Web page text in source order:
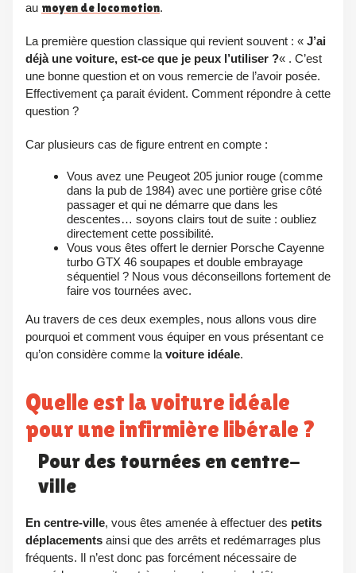
au moyen de locomotion.
La première question classique qui revient souvent : « J’ai
déjà une voiture, est-ce que je peux l’utiliser ?« . C’est
une bonne question et on vous remercie de l’avoir posée.
Effectivement ça parait évident. Comment répondre à cette
question ?
Car plusieurs cas de figure entrent en compte :
Vous avez une Peugeot 205 junior rouge (comme
dans la pub de 1984) avec une portière grise côté
passager et qui ne démarre que dans les
descentes… soyons clairs tout de suite : oubliez
directement cette possibilité.
Vous vous êtes offert le dernier Porsche Cayenne
turbo GTX 46 soupapes et double embrayage
séquentiel ? Nous vous déconseillons fortement de
faire vos tournées avec.
Au travers de ces deux exemples, nous allons vous dire
pourquoi et comment vous équiper en vous présentant ce
qu’on considère comme la voiture idéale.
Quelle est la voiture idéale
pour une infirmière libérale ?
Pour des tournées en centre-
ville
En centre-ville, vous êtes amenée à effectuer des petits
déplacements ainsi que des arrêts et redémarrages plus
fréquents. Il n’est donc pas forcément nécessaire de